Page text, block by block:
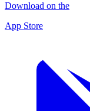
Download on the
App Store